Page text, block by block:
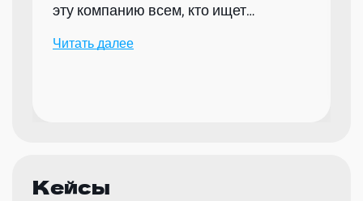
эту компанию всем, кто ищет
мероприятий.
Читать далее
Кейсы